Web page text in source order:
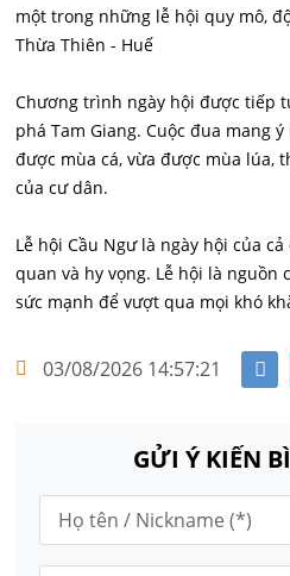
một trong những lễ hội quy mô,
Thừa Thiên - Huế
Chương trình ngày hội được tiếp
phá Tam Giang. Cuộc đua mang
được mùa cá, vừa được mùa lúa,
của cư dân.
Lễ hội Cầu Ngư là ngày hội của
quan và hy vọng. Lễ hội là nguồn
sức mạnh để vượt qua mọi khó
03/08/2026 14:57:21
GỬI Ý KIẾN